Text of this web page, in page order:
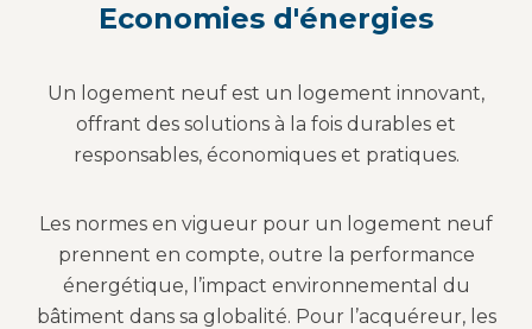
Economies d'énergies
Un logement neuf est un logement innovant,
offrant des solutions à la fois durables et
responsables, économiques et pratiques.
Les normes en vigueur pour un logement neuf
prennent en compte, outre la performance
énergétique, l’impact environnemental du
bâtiment dans sa globalité. Pour l’acquéreur, les